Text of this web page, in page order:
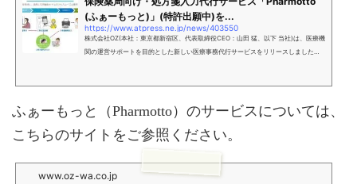
(ふぁーもっと)」(特許出願中)を...
https://www.atpress.ne.jp/news/403550
株式会社OZ(本社：東京都新宿区、代表取締役CEO：山田 猛、以下 当社)は、医療機
関の運営サポートを目的とした新しい医療事務代行サービスをリリースしました。
ふぁーもっと（Pharmotto）のサービスについては、
こちらのサイトをご参照ください。
www.oz-wa.co.jp